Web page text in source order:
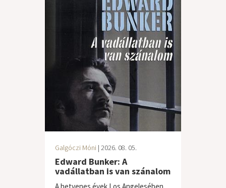
Galgóczi Móni | 2026. 08. 05.
Edward Bunker: A
vadállatban is van szánalom